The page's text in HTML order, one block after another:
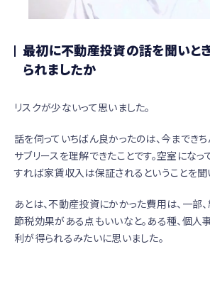
最初に不動産投資の話を聞いとき
られましたか
リスクが少ないって思いました。
話を伺っていちばん良かったのは、今までき
サブリースを理解できたことです。空室にな
すれば家賃収入は保証されるということを聞
あとは、不動産投資にかかった費用は、一部
節税効果がある点もいいなと。ある種、個人
利が得られるみたいに思いました。